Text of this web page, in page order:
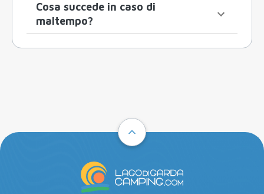
Cosa succede in caso di
maltempo?